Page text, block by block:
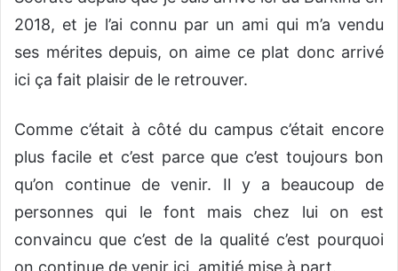
2018, et je l’ai connu par un ami qui m’a vendu
ses mérites depuis, on aime ce plat donc arrivé
ici ça fait plaisir de le retrouver.
Comme c’était à côté du campus c’était encore
plus facile et c’est parce que c’est toujours bon
qu’on continue de venir. Il y a beaucoup de
personnes qui le font mais chez lui on est
convaincu que c’est de la qualité c’est pourquoi
on continue de venir ici, amitié mise à part.